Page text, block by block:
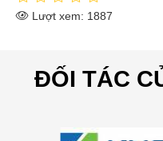
Lượt xem: 1887
ĐỐI TÁC